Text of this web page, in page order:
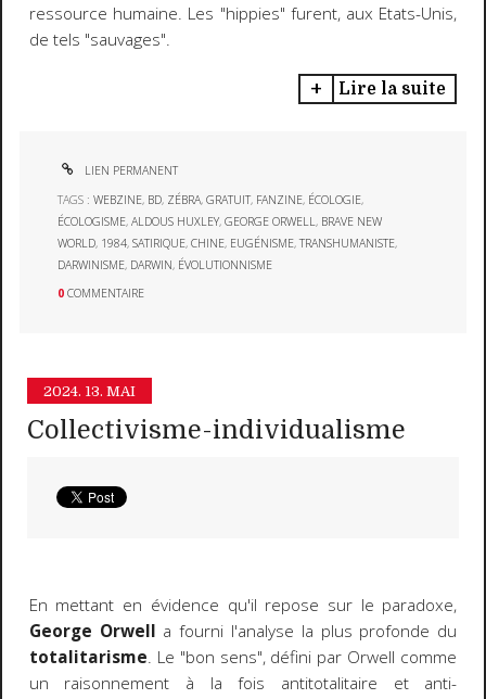
ressource humaine. Les "hippies" furent, aux Etats-Unis,
de tels "sauvages".
Lire la suite
LIEN PERMANENT
TAGS :WEBZINE, BD, ZÉBRA,GRATUIT, FANZINE, ÉCOLOGIE,
ÉCOLOGISME,ALDOUS HUXLEY,GEORGE ORWELL , BRAVE NEW
WORLD, 1984,SATIRIQUE,CHINE, EUGÉNISME,TRANSHUMANISTE,
DARWINISME, DARWIN, ÉVOLUTIONNISME
0 COMMENTAIRE
2024. 13. MAI
Collectivisme-individualisme
En mettant en évidence qu'il repose sur le paradoxe,
George Orwell a fourni l'analyse la plus profonde du
totalitarisme. Le "bon sens", défini par Orwell comme
un raisonnement à la fois antitotalitaire et anti-